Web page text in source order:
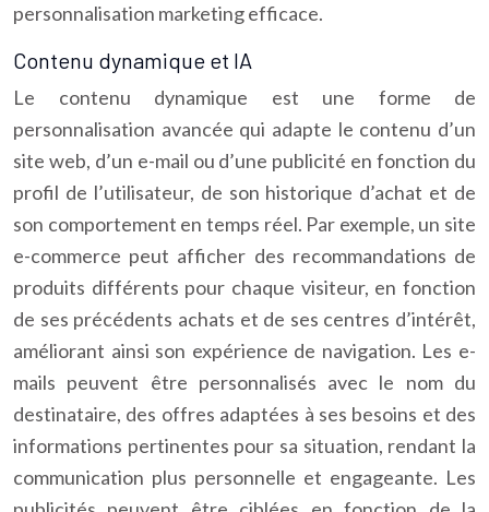
personnalisation marketing efficace.
Contenu dynamique et IA
Le contenu dynamique est une forme de
personnalisation avancée qui adapte le contenu d’un
site web, d’un e-mail ou d’une publicité en fonction du
profil de l’utilisateur, de son historique d’achat et de
son comportement en temps réel. Par exemple, un site
e-commerce peut afficher des recommandations de
produits différents pour chaque visiteur, en fonction
de ses précédents achats et de ses centres d’intérêt,
améliorant ainsi son expérience de navigation. Les e-
mails peuvent être personnalisés avec le nom du
destinataire, des offres adaptées à ses besoins et des
informations pertinentes pour sa situation, rendant la
communication plus personnelle et engageante. Les